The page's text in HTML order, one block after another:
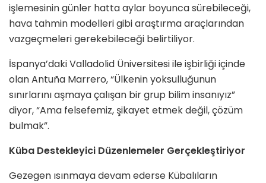
işlemesinin günler hatta aylar boyunca sürebileceği,
hava tahmin modelleri gibi araştırma araçlarından
vazgeçmeleri gerekebileceği belirtiliyor.
İspanya’daki Valladolid Üniversitesi ile işbirliği içinde
olan Antuña Marrero, “Ülkenin yoksulluğunun
sınırlarını aşmaya çalışan bir grup bilim insanıyız”
diyor, “Ama felsefemiz, şikayet etmek değil, çözüm
bulmak”.
Küba Destekleyici Düzenlemeler Gerçekleştiriyor
Gezegen ısınmaya devam ederse Kübalıların